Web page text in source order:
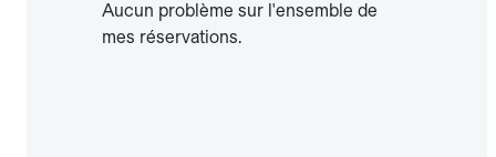
Aucun problème sur l'ensemble de
mes réservations.